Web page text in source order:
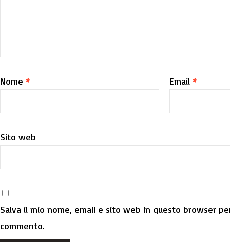
Nome * Email *
Sito web
Salva il mio nome, email e sito web in questo browser
commento.